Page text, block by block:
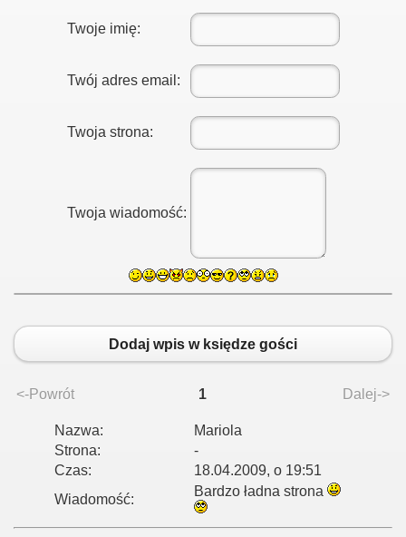
Twoje imię:
Twój adres email:
Twoja strona:
Twoja wiadomość:
Dodaj wpis w księdze gości
<-Powrót 1 Dalej->
Nazwa:
Mariola
Strona:
-
Czas:
18.04.2009, o 19:51
Wiadomość:
Bardzo ładna strona